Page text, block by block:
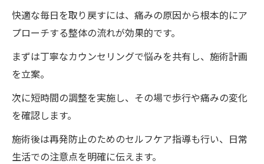
快適な毎日を取り戻すには、痛みの原因から根本的にア
プローチする整体の流れが効果的です。
まずは丁寧なカウンセリングで悩みを共有し、施術計画
を立案。
次に短時間の調整を実施し、その場で歩行や痛みの変化
を確認します。
施術後は再発防止のためのセルフケア指導も行い、日常
生活での注意点を明確に伝えます。